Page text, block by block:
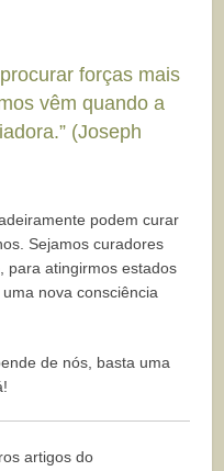
forças mais
vêm quando a
(Joseph
podem curar
Sejamos curadores
para atingirmos estados
nova consciência
de nós, basta uma
artigos do